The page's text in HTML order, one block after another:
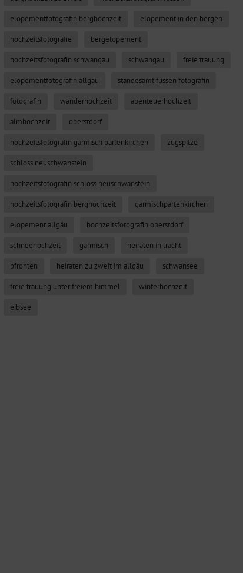
elopementfotografin berghochzeit elopement in den bergen
hochzeitsfotografie bergelopement
hochzeitsfotografin schwangau schwangau freie trauung
elopementfotografin allgäu standesamt füssen fotografin
fotografin wanderhochzeit abenteuerhochzeit
almhochzeit oberstdorf
hochzeitsfotografin garmisch partenkirchen zugspitze
schloss neuschwanstein
hochzeitsfotografin schloss neuschwanstein
hochzeitsfotografin berghochzeit garmischpartenkirchen
elopement allgäu hochzeitsfotografin oberstdorf
schneehochzeit garmisch heiraten in tracht
pfronten heiraten zu zweit im allgäu schwansee
freie trauung unter freiem himmel winterhochzeit
eibsee